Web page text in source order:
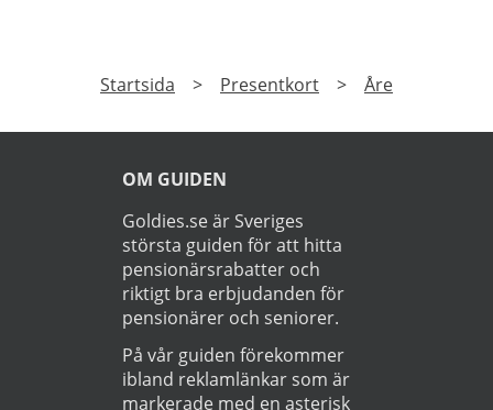
Prenumerera på vårt nyhetsbrev och få exklusiv
tillgång till specialerbjudanden.
Läs Integritetspolicy
Startsida